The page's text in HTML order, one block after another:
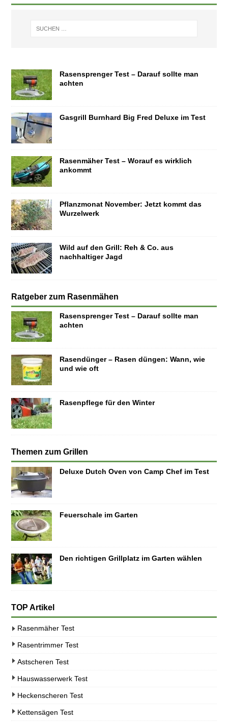
Rasensprenger Test – Darauf sollte man
achten
Gasgrill Burnhard Big Fred Deluxe im Test
Rasenmäher Test – Worauf es wirklich
ankommt
Pflanzmonat November: Jetzt kommt das
Wurzelwerk
Wild auf den Grill: Reh & Co. aus
nachhaltiger Jagd
Ratgeber zum Rasenmähen
Rasensprenger Test – Darauf sollte man
achten
Rasendünger – Rasen düngen: Wann, wie
und wie oft
Rasenpflege für den Winter
Themen zum Grillen
Deluxe Dutch Oven von Camp Chef im Test
Feuerschale im Garten
Den richtigen Grillplatz im Garten wählen
TOP Artikel
Rasenmäher Test
Rasentrimmer Test
Astscheren Test
Hauswasserwerk Test
Heckenscheren Test
Kettensägen Test